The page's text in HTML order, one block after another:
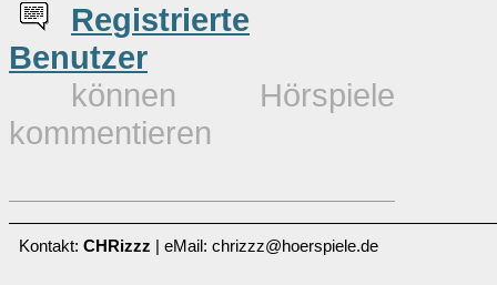
Registrierte
Benutzer
können Hörspiele
kommentieren
Kontakt: CHRizzz | eMail: chrizzz@hoerspiele.de